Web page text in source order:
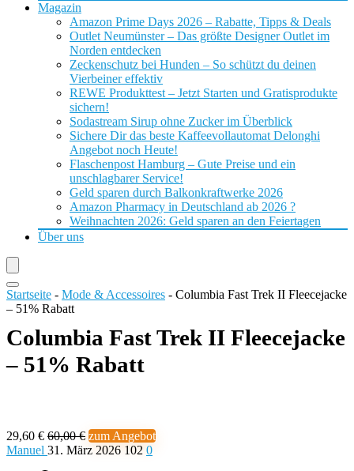
Magazin
Amazon Prime Days 2026 – Rabatte, Tipps & Deals
Outlet Neumünster – Das größte Designer Outlet im
Norden entdecken
Zeckenschutz bei Hunden – So schützt du deinen
Vierbeiner effektiv
REWE Produkttest – Jetzt Starten und Gratisprodukte
sichern!
Sodastream Sirup ohne Zucker im Überblick
Sichere Dir das beste Kaffeevollautomat Delonghi
Angebot noch Heute!
Flaschenpost Hamburg – Gute Preise und ein
unschlagbarer Service!
Geld sparen durch Balkonkraftwerke 2026
Amazon Pharmacy in Deutschland ab 2026 ?
Weihnachten 2026: Geld sparen an den Feiertagen
Über uns
Startseite - Mode & Accessoires - Columbia Fast Trek II Fleecejacke
– 51% Rabatt
Columbia Fast Trek II Fleecejacke
– 51% Rabatt
29,60 € 60,00 € zum Angebot
Manuel 31. März 2026 102 0